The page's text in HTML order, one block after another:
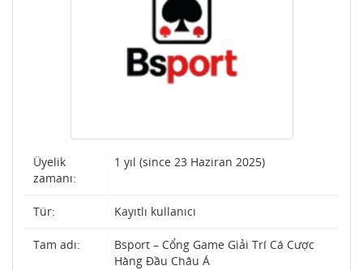
Üyelik
zamanı:
1 yıl (since 23 Haziran 2025)
Tür: Kayıtlı kullanıcı
Tam adı:
Bsport – Cổng Game Giải Trí Cá Cược
Hàng Đầu Châu Á